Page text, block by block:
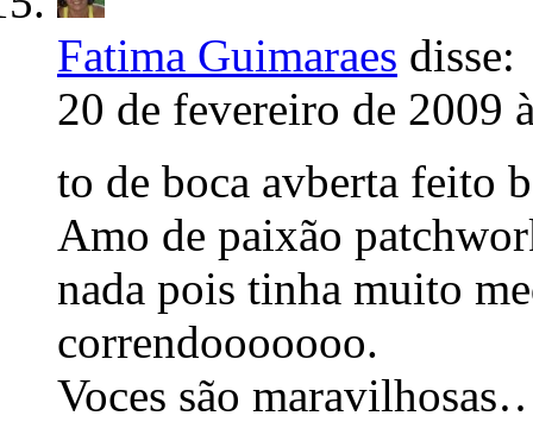
Fatima Guimaraes disse:
20 de fevereiro de 2009
to de boca avberta feito
Amo de paixão
nada pois tinha muito
correndooooooo.
Voces são